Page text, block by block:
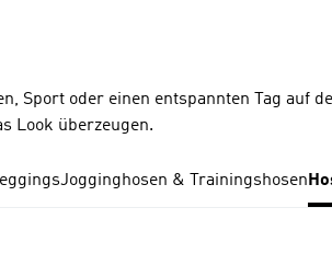
Sport oder einen entspannten Tag auf
Look überzeugen.
Jogginghosen & Trainingshosen